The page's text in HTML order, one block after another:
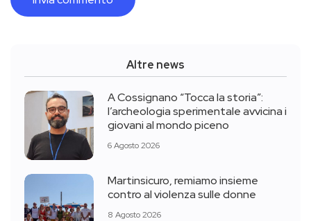
Altre news
A Cossignano “Tocca la storia”:
l’archeologia sperimentale avvicina i
giovani al mondo piceno
6 Agosto 2026
Martinsicuro, remiamo insieme
contro al violenza sulle donne
8 Agosto 2026